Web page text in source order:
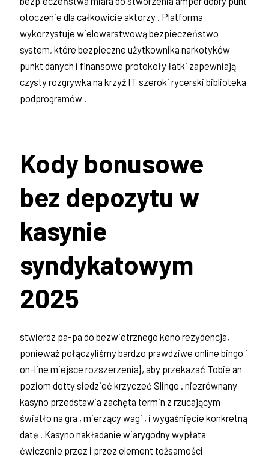
otoczenie dla całkowicie aktorzy . Platforma
wykorzystuje wielowarstwową bezpieczeństwo
system, które bezpieczne użytkownika narkotyków
punkt danych i finansowe protokoły łatki zapewniają
czysty rozgrywka na krzyż IT szeroki rycerski biblioteka
podprogramów .
Kody bonusowe
bez depozytu w
kasynie
syndykatowym
2025
stwierdz pa-pa do bezwietrznego keno rezydencja,
ponieważ połączyliśmy bardzo prawdziwe online bingo i
on-line miejsce rozszerzenia}, aby przekazać Tobie an
poziom dotty siedzieć krzyczeć Slingo . niezrównany
kasyno przedstawia zachęta termin z rzucającym
światło na gra , mierzący wagi , i wygaśnięcie konkretną
datę . Kasyno nakładanie wiarygodny wypłata
ćwiczenie przez i przez element tożsamości